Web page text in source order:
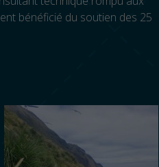
bénéficié du soutien des 25